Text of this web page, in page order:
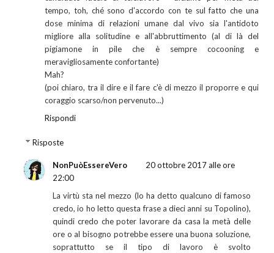
tempo, toh, ché sono d'accordo con te sul fatto che una
dose minima di relazioni umane dal vivo sia l'antidoto
migliore alla solitudine e all'abbruttimento (al di là del
pigiamone in pile che è sempre cocooning e
meravigliosamente confortante)
Mah?
(poi chiaro, tra il dire e il fare c'è di mezzo il proporre e qui
coraggio scarso/non pervenuto...)
Rispondi
Risposte
NonPuòEssereVero
20 ottobre 2017 alle ore
22:00
La virtù sta nel mezzo (lo ha detto qualcuno di famoso
credo, io ho letto questa frase a dieci anni su Topolino),
quindi credo che poter lavorare da casa la metà delle
ore o al bisogno potrebbe essere una buona soluzione,
soprattutto se il tipo di lavoro è svolto